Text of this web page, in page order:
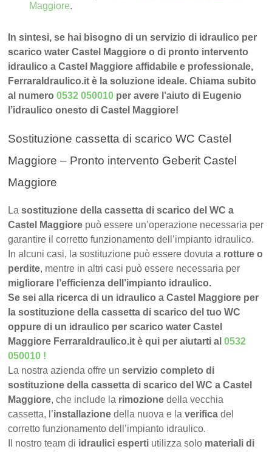
Maggiore.
In sintesi, se hai bisogno di un servizio di idraulico per
scarico water Castel Maggiore o di pronto intervento
idraulico a Castel Maggiore affidabile e professionale,
FerraraIdraulico.it è la soluzione ideale. Chiama subito
al numero0532 050010 per avere l’aiuto di Eugenio
l’idraulico onesto di Castel Maggiore!
Sostituzione cassetta di scarico WC Castel
Maggiore – Pronto intervento Geberit Castel
Maggiore
Lasostituzione della cassetta di scarico del WC a
Castel Maggiore può essere un’operazione necessaria per
garantire il corretto funzionamento dell’impianto idraulico.
In alcuni casi, la sostituzione può essere dovuta a rotture o
perdite, mentre in altri casi può essere necessaria per
migliorare l’efficienza dell’impianto idraulico.
Se sei alla ricerca di un idraulico a Castel Maggiore per
la sostituzione della cassetta di scarico del tuo WC
oppure di un idraulico per scarico water Castel
Maggiore FerraraIdraulico.it è qui per aiutarti al0532
050010 !
La nostra azienda offre unservizio completo di
sostituzione della cassetta di scarico del WC a Castel
Maggiore, che include la rimozione della vecchia
cassetta, l’installazione della nuova e laverifica del
corretto funzionamento dell’impianto idraulico.
Il nostro team di idraulici esperti utilizza solo materiali di